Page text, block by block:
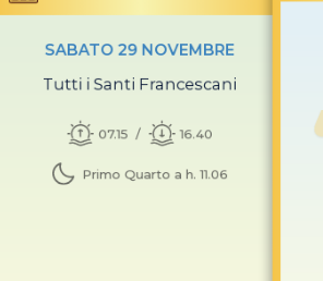
SABATO 29 NOVEMBRE
Tutti i Santi Francescani
07.15 16.40
Primo Quarto a h. 11.06